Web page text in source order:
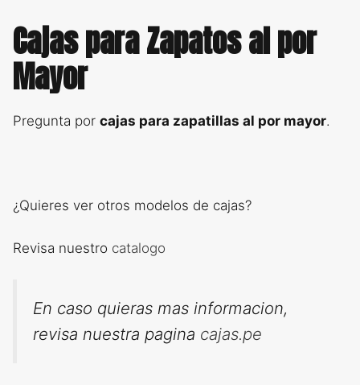
Cajas para Zapatos al por
Mayor
Pregunta por cajas para zapatillas al por mayor.
¿Quieres ver otros modelos de cajas?
Revisa nuestro catalogo
En caso quieras mas informacion,
revisa nuestra pagina cajas.pe